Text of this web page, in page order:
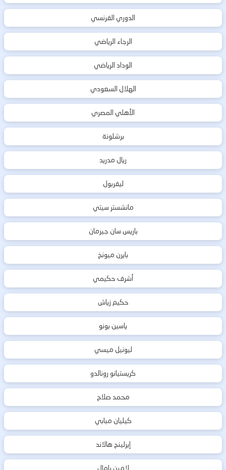
الدوري الفرنسي
الرجاء الرياضي
الوداد الرياضي
الهلال السعودي
الأهلي المصري
برشلونة
ريال مدريد
ليفربول
مانشستر سيتي
باريس سان جيرمان
بايرن ميونخ
أشرف حكيمي
حكيم زياش
ياسين بونو
ليونيل ميسي
كريستيانو رونالدو
محمد صلاح
كيليان مبابي
إيرلينج هالاند